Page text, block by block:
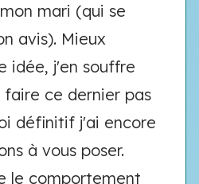
mari (qui se
avis). Mieux
idée, j'en souffre
faire ce dernier pas
définitif j'ai encore
à vous poser.
le comportement